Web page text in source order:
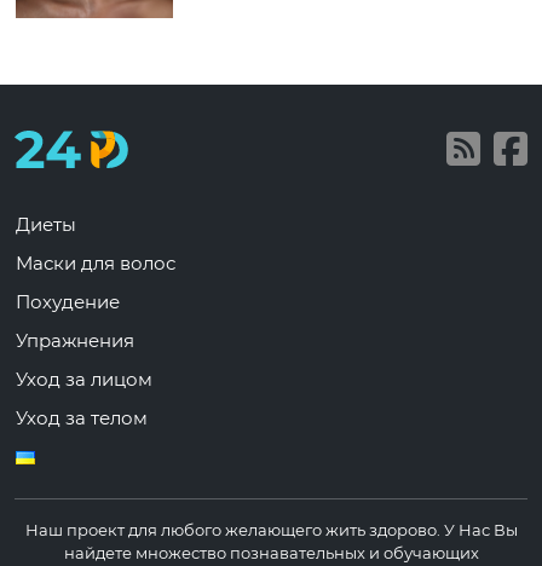
Диеты
Маски для волос
Похудение
Упражнения
Уход за лицом
Уход за телом
Наш проект для любого желающего жить здорово. У Нас Вы
найдете множество познавательных и обучающих